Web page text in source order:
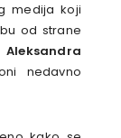
medija koji
od strane
Aleksandra
nedavno